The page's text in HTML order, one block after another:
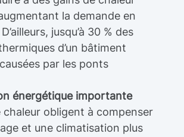
la demande en
jusqu’à 30 % des
d’un bâtiment
par les ponts
énergétique importante
chaleur obligent à compenser
et une climatisation plus